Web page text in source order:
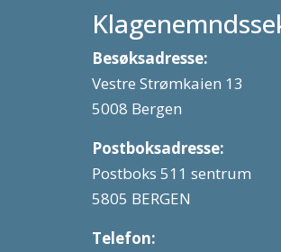
Besøksadresse:
Vestre Strømkaien 13
5008 Bergen
Postboksadresse:
Postboks 511 sentrum
5805 BERGEN
Telefon: